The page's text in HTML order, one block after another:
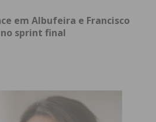
newsletter por e-mail e
regular a informação
em Albufeira e Francisco
no sprint final